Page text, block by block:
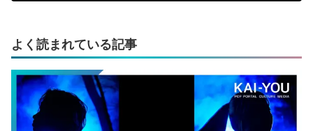
よく読まれている記事